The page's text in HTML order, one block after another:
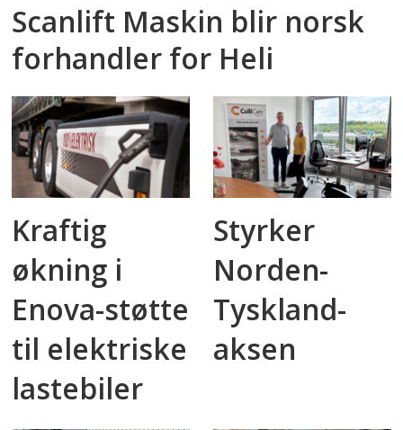
Scanlift Maskin blir norsk
forhandler for Heli
Kraftig
økning i
Enova-støtte
til elektriske
lastebiler
Styrker
Norden-
Tyskland-
aksen